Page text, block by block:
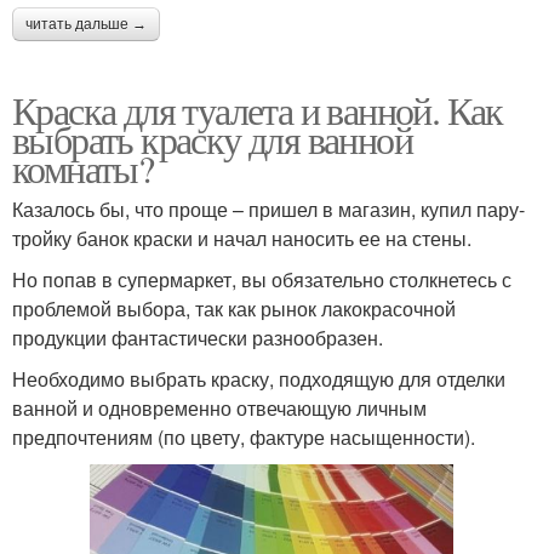
читать дальше →
Краска для туалета и ванной. Как
выбрать краску для ванной
комнаты?
Казалось бы, что проще – пришел в магазин, купил пару-
тройку банок краски и начал наносить ее на стены.
Но попав в супермаркет, вы обязательно столкнетесь с
проблемой выбора, так как рынок лакокрасочной
продукции фантастически разнообразен.
Необходимо выбрать краску, подходящую для отделки
ванной и одновременно отвечающую личным
предпочтениям (по цвету, фактуре насыщенности).